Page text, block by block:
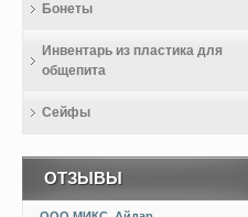
Бонеты
Инвентарь из пластика для
общепита
Сейфы
ОТЗЫВЫ